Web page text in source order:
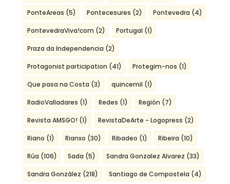
PonteAreas (5) Pontecesures (2) Pontevedra (4)
PontevedraViva!com (2) Portugal (1)
Praza da Independencia (2)
Protagonist participation (41) Protegim-nos (1)
Que pasa na Costa (3) quincemil (1)
RadioValladares (1) Redes (1) Región (7)
Revista AMSGO! (1) RevistaDeArte - Logopress (2)
Riano (1) Rianxo (30) Ribadeo (1) Ribeira (10)
Rúa (106) Sada (5) Sandra Gonzalez Alvarez (33)
Sandra González (218) Santiago de Compostela (4)